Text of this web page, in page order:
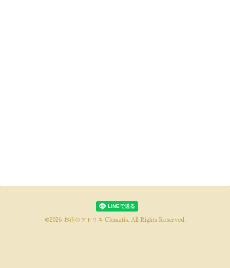
©2026 お花のアトリエ Clematis. All Rights Reserved.